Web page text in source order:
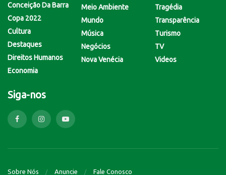
Conceição Da Barra
Copa 2022
Cultura
Destaques
Direitos Humanos
Economia
Meio Ambiente
Mundo
Música
Negócios
Nova Venécia
Tragédia
Transparência
Turismo
TV
Videos
Siga-nos
Sobre Nós Anuncie Fale Conosco